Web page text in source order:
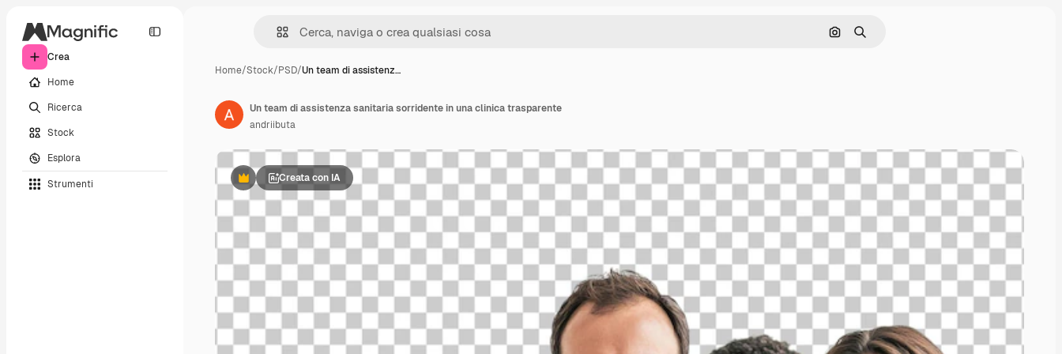
Crea
Home
Ricerca
Stock
Esplora
Strumenti
Cerca per immagine
Ricerca
Home/Stock/PSD/Un team di assistenz…
PremiumCreata con IA
Un team di assistenza sanitaria sorridente in una clinica trasparente
andriibuta